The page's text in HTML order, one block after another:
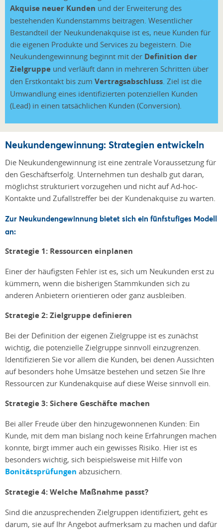
Akquise neuer Kunden und der Erweiterung des
bestehenden Kundenstamms beitragen. Wesentlicher
Bestandteil der Neukundenakquise ist es, neue Kunden für
die eigenen Produkte und Services zu begeistern. Die
Neukundengewinnung beginnt mit der Definition der
Zielgruppe und verläuft dann in mehreren Schritten über
den Erstkontakt bis zum Vertragsabschluss. Ziel ist die
Umwandlung eines identifizierten potenziellen Kunden
(Lead) in einen tatsächlichen Kunden (Conversion).
Neukundengewinnung: Strategien entwickeln
Die Neukundengewinnung ist eine zentrale Voraussetzung für
den Geschäftserfolg. Unternehmen tun deshalb gut daran,
möglichst strukturiert vorzugehen und nicht auf Ad-hoc-
Kontakte und Zufallstreffer bei der Kundenakquise zu warten.
Zur Neukundengewinnung bietet sich ein fünfstufiges Modell
an:
Strategie 1: Ressourcen einplanen
Einer der häufigsten Fehler ist es, sich um Neukunden erst zu
kümmern, wenn die bisherigen Stammkunden sich zu
anderen Anbietern orientieren oder ganz ausbleiben.
Strategie 2: Zielgruppe definieren
Bei der Definition der eigenen Zielgruppe ist es zunächst
wichtig, die potenzielle Zielgruppe sinnvoll einzugrenzen.
Identifizieren Sie vor allem die Kunden, bei denen Aussichten
auf besonders hohe Umsätze bestehen und setzen Sie Ihre
Ressourcen zur Kundenakquise auf diese Weise sinnvoll ein.
Strategie 3: Sichere Geschäfte machen
Bei aller Freude über den hinzugewonnenen Kunden: Ein
Kunde, mit dem man bislang noch keine Erfahrungen machen
konnte, birgt immer auch ein gewisses Risiko. Hier ist es
besonders wichtig, sich beispielsweise mit Hilfe von
Bonitätsprüfungen abzusichern.
Strategie 4: Welche Maßnahme passt?
Sind die anzusprechenden Zielgruppen identifiziert, geht es
darum, sie auf Ihr Angebot aufmerksam zu machen und dafür